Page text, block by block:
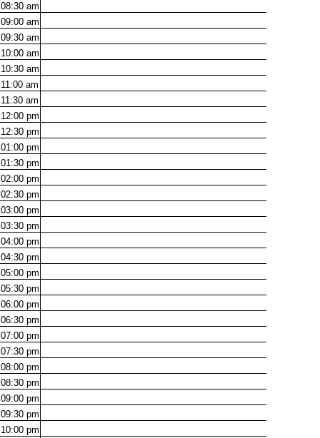
08:30 am
09:00 am
09:30 am
10:00 am
10:30 am
11:00 am
11:30 am
12:00 pm
12:30 pm
01:00 pm
01:30 pm
02:00 pm
02:30 pm
03:00 pm
03:30 pm
04:00 pm
04:30 pm
05:00 pm
05:30 pm
06:00 pm
06:30 pm
07:00 pm
07:30 pm
08:00 pm
08:30 pm
09:00 pm
09:30 pm
10:00 pm